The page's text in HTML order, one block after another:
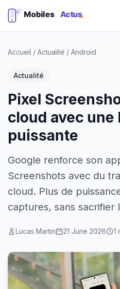
Accueil / Actualité / Android
Actualité
Pixel
cloud avec une
puissante
Google renforce son
Screenshots avec du
cloud. Plus de
captures, sans sacrifier
Lucas Martin 21 June 2026 1